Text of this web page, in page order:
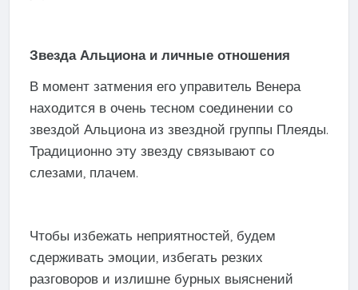
Звезда Альциона и личные отношения
В момент затмения его управитель Венера
находится в очень тесном соединении со
звездой Альциона из звездной группы Плеяды.
Традиционно эту звезду связывают со
слезами, плачем.
Чтобы избежать неприятностей, будем
сдерживать эмоции, избегать резких
разговоров и излишне бурных выяснений